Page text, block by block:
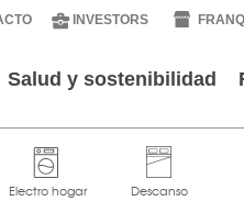
INVESTORS
Salud y sostenibilidad